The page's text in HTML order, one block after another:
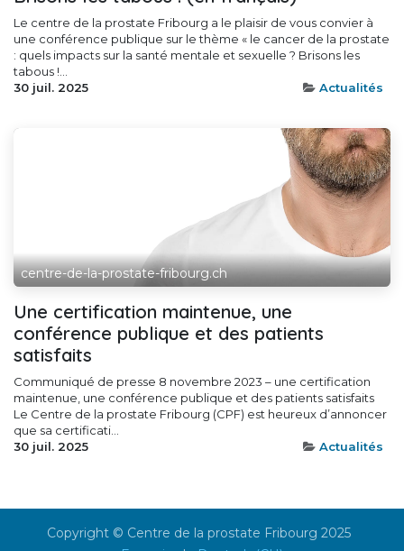
Le centre de la prostate Fribourg a le plaisir de vous convier à
une conférence publique sur le thème « le cancer de la prostate
: quels impacts sur la santé mentale et sexuelle ? Brisons les
tabous !...
30 juil. 2025
Actualités
centre-de-la-prostate-fribourg.ch
Une certification maintenue, une
conférence publique et des patients
satisfaits
Communiqué de presse 8 novembre 2023 – une certification
maintenue, une conférence publique et des patients satisfaits
Le Centre de la prostate Fribourg (CPF) est heureux d’annoncer
que sa certificati...
30 juil. 2025
Actualités
Copyright © Centre de la prostate Fribourg 2025